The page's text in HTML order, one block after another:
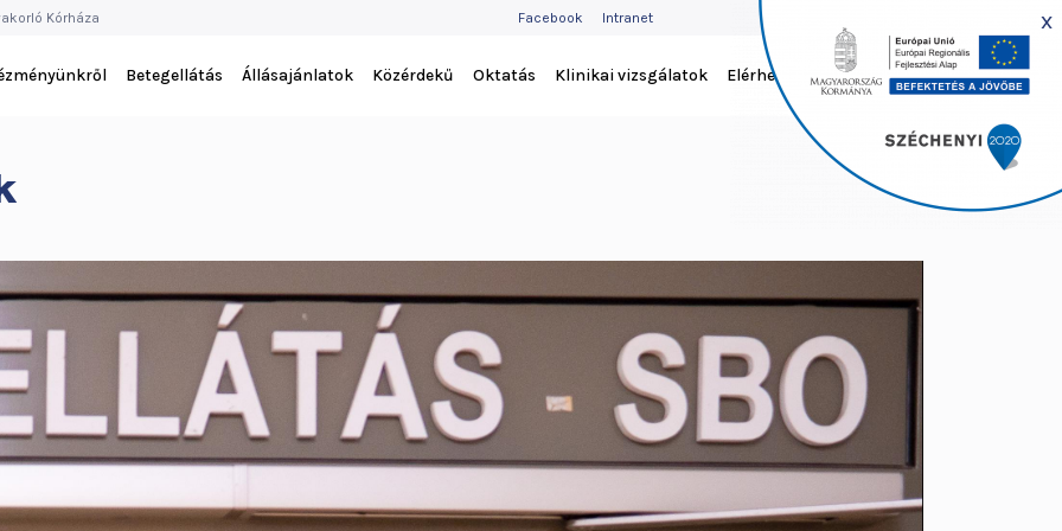
x
Kórháza
MENÜ
Facebook Intranet
Betegellátás Állásajánlatok Közérdekű Oktatás Klinikai vizsgálatok Elérhetőség